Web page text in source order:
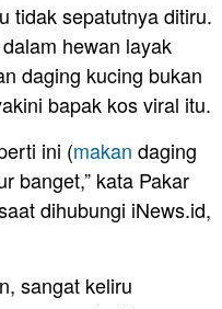
tidak sepatutnya ditiru.
hewan layak
daging kucing bukan
bapak kos viral itu.
ini (makan daging
banget,” kata Pakar
dihubungi iNews.id,
sangat keliru